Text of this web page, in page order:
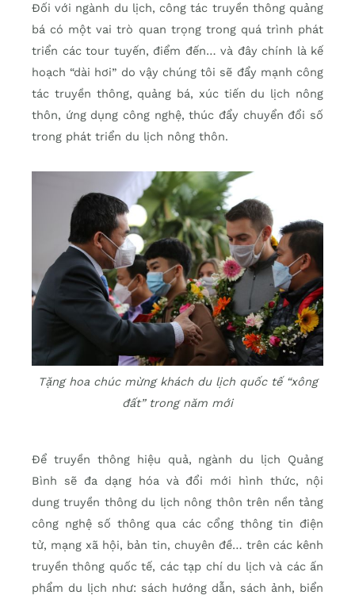
Đối với ngành du lịch, công tác truyền thông quảng
bá có một vai trò quan trọng trong quá trình phát
triển các tour tuyến, điểm đến… và đây chính là kế
hoạch “dài hơi” do vậy chúng tôi sẽ đẩy mạnh công
tác truyền thông, quảng bá, xúc tiến du lịch nông
thôn, ứng dụng công nghệ, thúc đẩy chuyển đổi số
trong phát triển du lịch nông thôn.
Tặng hoa chúc mừng khách du lịch quốc tế “xông
đất” trong năm mới
Để truyền thông hiệu quả, ngành du lịch Quảng
Bình sẽ đa dạng hóa và đổi mới hình thức, nội
dung truyền thông du lịch nông thôn trên nền tảng
công nghệ số thông qua các cổng thông tin điện
tử, mạng xã hội, bản tin, chuyên đề… trên các kênh
truyền thông quốc tế, các tạp chí du lịch và các ấn
phẩm du lịch như: sách hướng dẫn, sách ảnh, biển